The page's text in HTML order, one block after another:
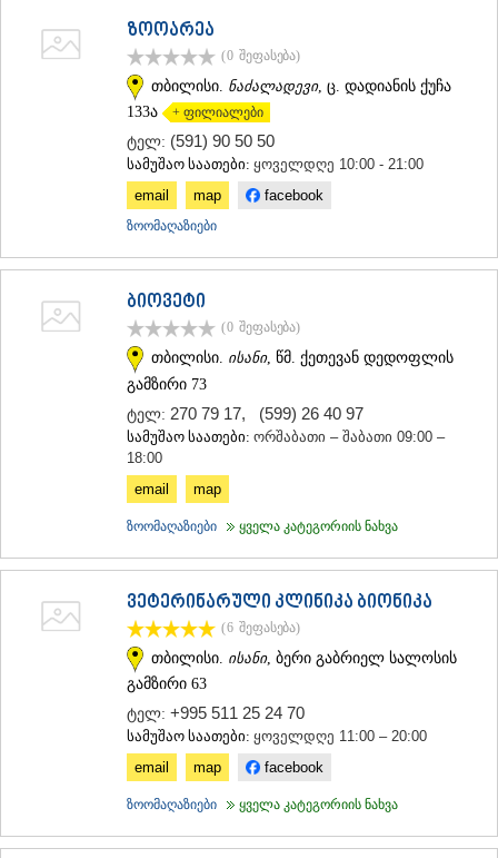
ზოოარეა
(0 შეფასება)
თბილისი. ნაძალადევი, ც. დადიანის ქუჩა
133ა + ფილიალები
ტელ: (591) 90 50 50
სამუშაო საათები: ყოველდღე 10:00 - 21:00
email
map facebook
ზოომაღაზიები
ბიოვეტი
(0 შეფასება)
თბილისი. ისანი, წმ. ქეთევან დედოფლის
გამზირი 73
ტელ: 270 79 17, (599) 26 40 97
სამუშაო საათები: ორშაბათი – შაბათი 09:00 –
18:00
email
map
ზოომაღაზიები ყველა კატეგორიის ნახვა
ვეტერინარული კლინიკა ბიონიკა
(6 შეფასება)
თბილისი. ისანი, ბერი გაბრიელ სალოსის
გამზირი 63
ტელ: +995 511 25 24 70
სამუშაო საათები: ყოველდღე 11:00 – 20:00
email
map facebook
ზოომაღაზიები ყველა კატეგორიის ნახვა